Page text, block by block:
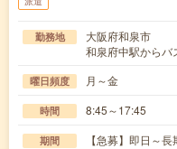
勤務地
大阪府和泉市
和泉府中駅から
曜日頻度 月～金
時間 8:45～17:45
期間 【急募】即日～長